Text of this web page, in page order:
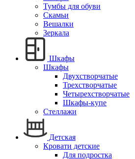
Тумбы для обуви
Скамьи
Вешалки
Зеркала
Шкафы
Шкафы
Двухстворчатые
Трехстворчатые
Четырехстворчатые
Шкафы-купе
Стеллажи
Детская
Кровати детские
Для подростка